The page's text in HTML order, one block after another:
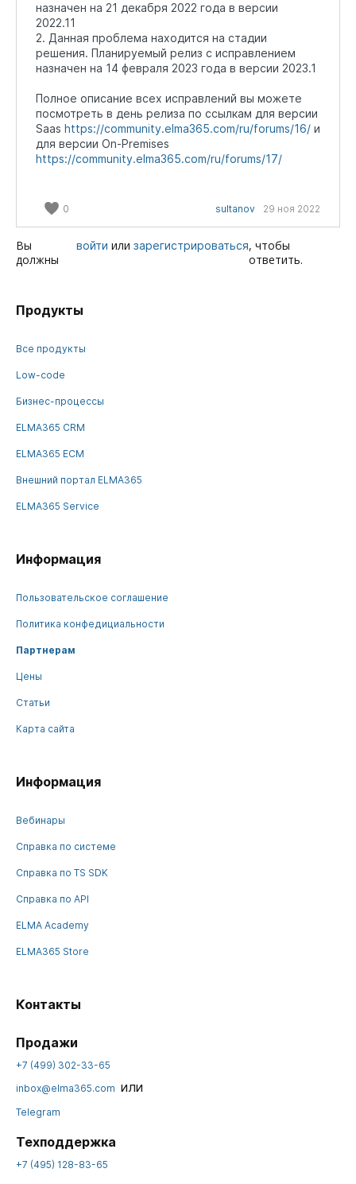
поставленную задачу.
2. При завершении задачи (в задаче
"Контроль ..." постановщик нажимает
"Закрыть задачу") - в списке всех
исходящих задач постановщика столбец
пустым. Хотя в самой задаче исполнитель
заполнен.
В итоге, нельзя найти ранее поставленные
определенному исполнителю задачи.
назначен на 21 декабря 2022 года в версии
2022.11
2. Данная проблема находится на стадии
решения. Планируемый релиз с исправлением
назначен на 14 февраля 2023 года в версии 2023.1
Полное описание всех исправлений вы можете
посмотреть в день релиза по ссылкам для версии
Saas https://community.elma365.com/ru/forums/16/ и
для версии On-Premises
https://community.elma365.com/ru/forums/17/
0 sultanov 29 ноя 2022
Вы
должны
войти илизарегистрироваться, чтобы
ответить.
Продукты
Все продукты
Low-code
Бизнес-процессы
ELMA365 CRM
ELMA365 ECM
Внешний портал ELMA365
ELMA365 Service
Информация
Пользовательское соглашение
Политика конфедициальности
Партнерам
Цены
Статьи
Карта сайта
Информация
Вебинары
Справка по системе
Справка по TS SDK
Справка по API
ELMA Academy
ELMA365 Store
Контакты
Продажи
+7 (499) 302-33-65
inbox@elma365.com или
Telegram
Техподдержка
+7 (495) 128-83-65